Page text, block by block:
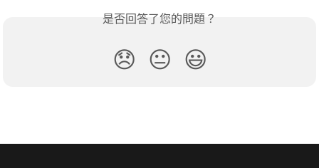
是否回答了您的問題？
😞 😐 😃